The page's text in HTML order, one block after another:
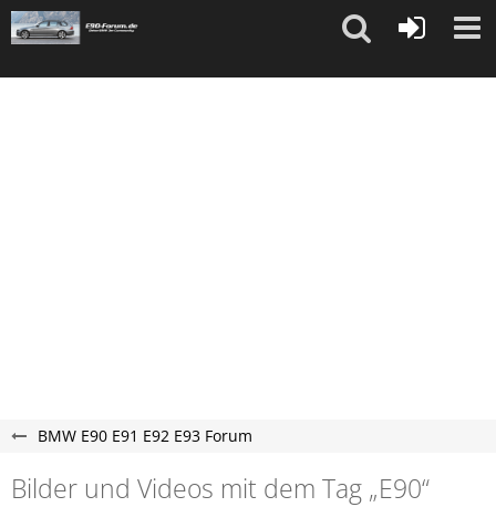
"
BMW E90 E91 E92 E93 Forum
Bilder und Videos mit dem Tag „E90“